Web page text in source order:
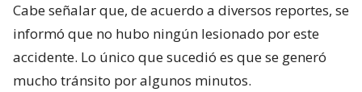
Cabe señalar que, de acuerdo a diversos reportes, se
informó que no hubo ningún lesionado por este
accidente. Lo único que sucedió es que se generó
mucho tránsito por algunos minutos.